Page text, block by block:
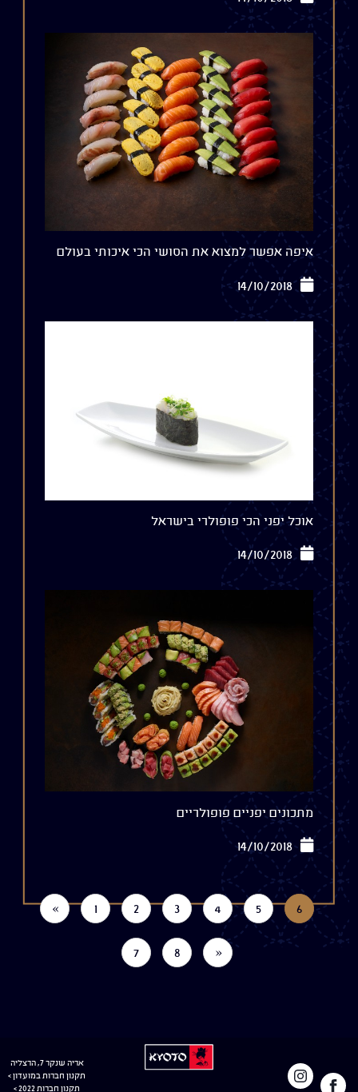
איפה אפשר למצוא את הסושי הכי איכותי בעולם
14/10/2018
אוכל יפני הכי פופולרי בישראל
14/10/2018
מתכונים יפניים פופולריים
14/10/2018
« 1 2 3 4 5 6
7 8 »
לעמוד
הפייסבוק
קיוטו
באינסטגרם
למעבר
לאתר
אריה שנקר 7, הרצליה
תקנון חברות במועדון >
תקנון חברות 2022 >